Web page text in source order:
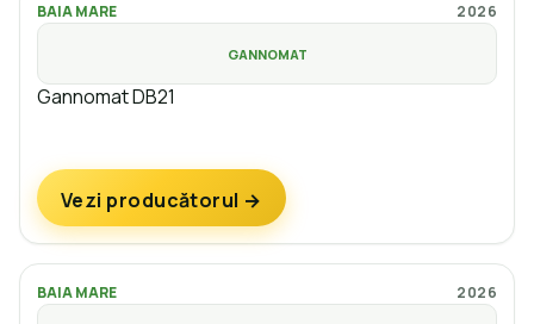
BAIA MARE 2026
GANNOMAT
Gannomat DB21
Vezi producătorul →
BAIA MARE 2026